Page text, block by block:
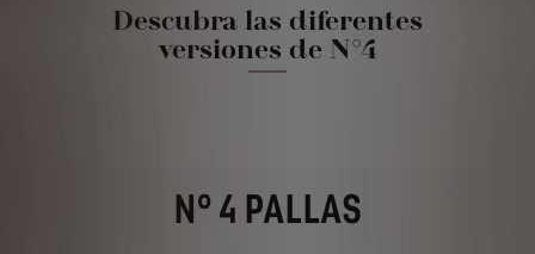
Descubra las diferentes
versiones de N°4
N° 4 PALLAS